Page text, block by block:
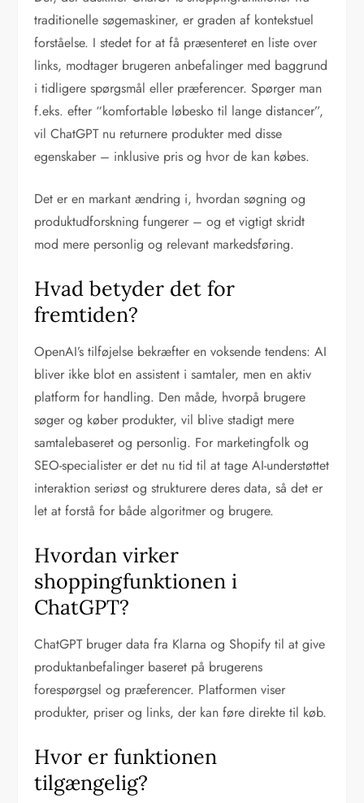
traditionelle søgemaskiner, er graden af kontekstuel
forståelse. I stedet for at få præsenteret en liste over
links, modtager brugeren anbefalinger med baggrund
i tidligere spørgsmål eller præferencer. Spørger man
f.eks. efter “komfortable løbesko til lange distancer”,
vil ChatGPT nu returnere produkter med disse
egenskaber – inklusive pris og hvor de kan købes.
Det er en markant ændring i, hvordan søgning og
produktudforskning fungerer – og et vigtigt skridt
mod mere personlig og relevant markedsføring.
Hvad betyder det for
fremtiden?
OpenAI’s tilføjelse bekræfter en voksende tendens: AI
bliver ikke blot en assistent i samtaler, men en aktiv
platform for handling. Den måde, hvorpå brugere
søger og køber produkter, vil blive stadigt mere
samtalebaseret og personlig. For marketingfolk og
SEO-specialister er det nu tid til at tage AI-understøttet
interaktion seriøst og strukturere deres data, så det er
let at forstå for både algoritmer og brugere.
Hvordan virker
shoppingfunktionen i
ChatGPT?
ChatGPT bruger data fra Klarna og Shopify til at give
produktanbefalinger baseret på brugerens
forespørgsel og præferencer. Platformen viser
produkter, priser og links, der kan føre direkte til køb.
Hvor er funktionen
tilgængelig?